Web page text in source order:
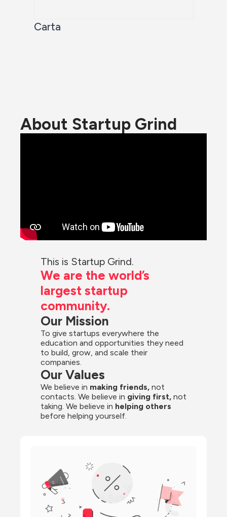
Carta
About Startup Grind
This is Startup Grind.
We are the world’s
largest startup
community.
Our Mission
To give startups everywhere the
education and opportunities they need
to build, grow, and scale their
companies.
Our Values
We believe in making friends, not
contacts. We believe in giving first, not
taking. We believe in helping others
before helping yourself.